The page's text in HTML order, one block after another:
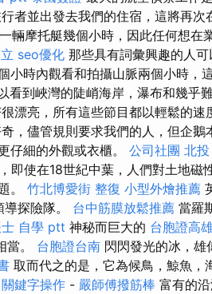
者並出發去我們的住宿，這將再次
輛摩托艇幾個小時，因此任何想在
seo優化 那些具有詞彙興趣的人
小時內觀看和拍攝山脈兩個小時，
看到峽灣的陡峭海岸，瀑布和幾乎
漂亮，所有這些節目都以輕鬆的
，儘管規則要求我們的人，但企
仔細的外觀或衣櫃。 公司社團 北
即使在18世紀中葉，人們對土地磁
。 竹北博愛街 整復 小型外燴推薦
探險隊。 台中筋膜放鬆推薦 當羅
自學 ptt 神秘而巨大的 台胞證高
當。 台胞證台南 閃閃發光的冰，雄
取而代之的是，它為候鳥，鯨魚，
關鍵字操作 - 嚴師傅撥筋棒 富有的